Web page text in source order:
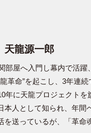
天龍源一郎
部屋へ入門し幕内で活
革命”を起こし、3年連
年に天龍プロジェクト
本人として知られ、年
を送っているが、「革命